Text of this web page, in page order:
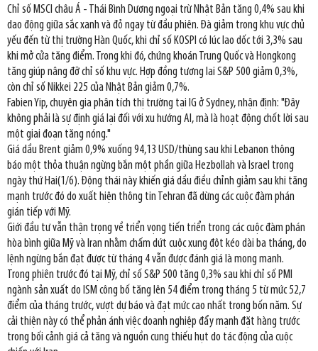
Chỉ số MSCI châu Á - Thái Bình Dương ngoại trừ Nhật Bản tăng 0,4% sau khi
dao động giữa sắc xanh và đỏ ngay từ đầu phiên. Đà giảm trong khu vực chủ
yếu đến từ thị trường Hàn Quốc, khi chỉ số KOSPI có lúc lao dốc tới 3,3% sau
khi mở cửa tăng điểm. Trong khi đó, chứng khoán Trung Quốc và Hongkong
tăng giúp nâng đỡ chỉ số khu vực. Hợp đồng tương lai S&P 500 giảm 0,3%,
còn chỉ số Nikkei 225 của Nhật Bản giảm 0,7%.
Fabien Yip, chuyên gia phân tích thị trường tại IG ở Sydney, nhận định: "Đây
không phải là sự định giá lại đối với xu hướng AI, mà là hoạt động chốt lời sau
một giai đoạn tăng nóng."
Giá dầu Brent giảm 0,9% xuống 94,13 USD/thùng sau khi Lebanon thông
báo một thỏa thuận ngừng bắn một phần giữa Hezbollah và Israel trong
ngày thứ Hai(1/6). Động thái này khiến giá dầu điều chỉnh giảm sau khi tăng
mạnh trước đó do xuất hiện thông tin Tehran đã dừng các cuộc đàm phán
gián tiếp với Mỹ.
Giới đầu tư vẫn thận trọng về triển vọng tiến triển trong các cuộc đàm phán
hòa bình giữa Mỹ và Iran nhằm chấm dứt cuộc xung đột kéo dài ba tháng, do
lệnh ngừng bắn đạt được từ tháng 4 vẫn được đánh giá là mong manh.
Trong phiên trước đó tại Mỹ, chỉ số S&P 500 tăng 0,3% sau khi chỉ số PMI
ngành sản xuất do ISM công bố tăng lên 54 điểm trong tháng 5 từ mức 52,7
điểm của tháng trước, vượt dự báo và đạt mức cao nhất trong bốn năm. Sự
cải thiện này có thể phản ánh việc doanh nghiệp đẩy mạnh đặt hàng trước
trong bối cảnh giá cả tăng và nguồn cung thiếu hụt do tác động của cuộc